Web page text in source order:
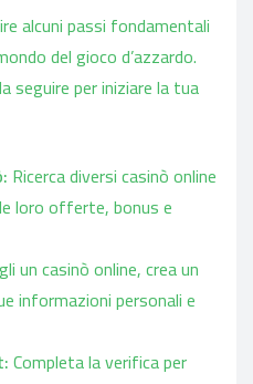
alcuni passi fondamentali
del gioco d’azzardo.
seguire per iniziare la tua
Ricerca diversi casinò online
loro offerte, bonus e
un casinò online, crea un
informazioni personali e
Completa la verifica per